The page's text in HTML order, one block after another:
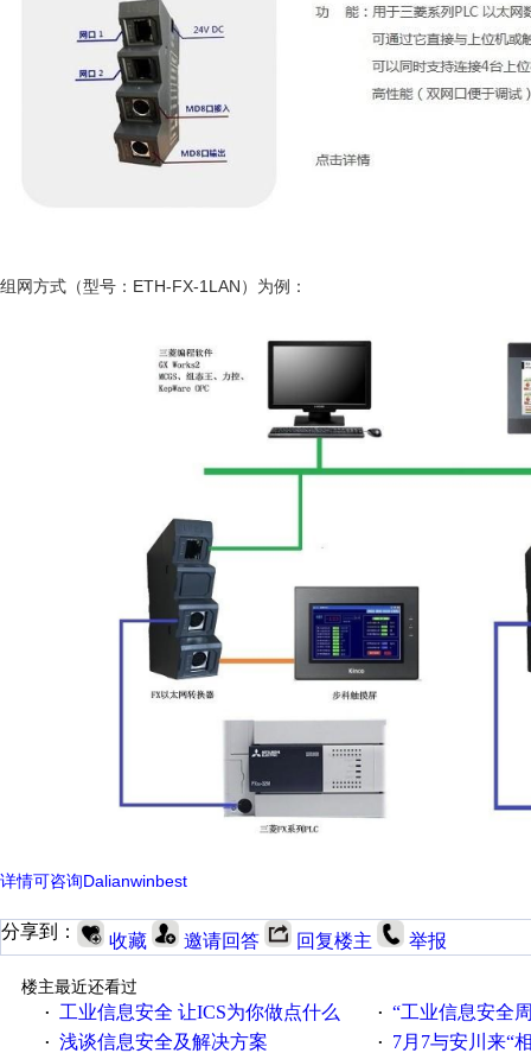
组网方式（型号：ETH-FX-1LAN）为例：
详情可咨询Dalianwinbest
分享到： 收藏 邀请回答 回复楼主 举报
楼主最近还看过
·
工业信息安全 让ICS为你做点什么 · “工业信息安全周之我见”
· 浅谈信息安全及解决方案 · 7月7与安川来“